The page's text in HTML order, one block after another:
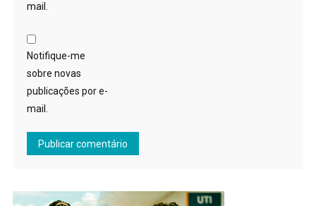
mail.
Notifique-me
sobre novas
publicações por e-
mail.